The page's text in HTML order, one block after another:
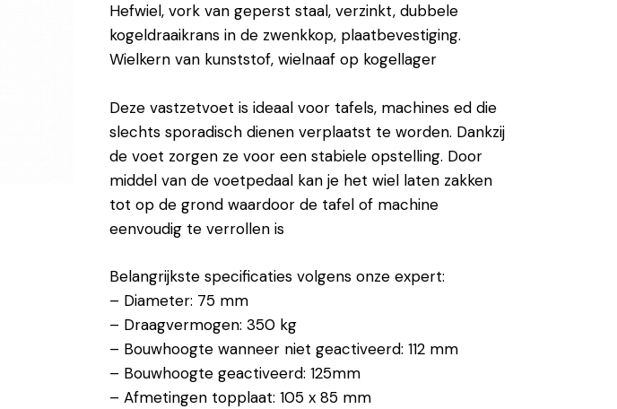
Hefwiel, vork van geperst staal, verzinkt, dubbele
kogeldraaikrans in de zwenkkop, plaatbevestiging.
Wielkern van kunststof, wielnaaf op kogellager
Deze vastzetvoet is ideaal voor tafels, machines ed die
slechts sporadisch dienen verplaatst te worden. Dankzij
de voet zorgen ze voor een stabiele opstelling. Door
middel van de voetpedaal kan je het wiel laten zakken
tot op de grond waardoor de tafel of machine
eenvoudig te verrollen is
Belangrijkste specificaties volgens onze expert:
– Diameter: 75 mm
– Draagvermogen: 350 kg
– Bouwhoogte wanneer niet geactiveerd: 112 mm
– Bouwhoogte geactiveerd: 125mm
– Afmetingen topplaat: 105 x 85 mm